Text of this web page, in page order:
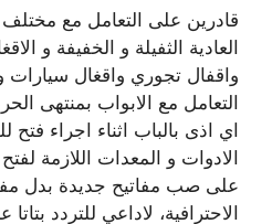
قادرين على التعامل مع مختلف
العادية الثفيلة و الخفيفة و
واقفال تجوري واقغال سيارات
التعامل مع الابواب بمنتهى
اي اذى بالباب اثناء اجراء
الادوات و المعدات اللازمة
على صب مفاتيح جديدة بدل
الاحترافية، لاداعي للتردد